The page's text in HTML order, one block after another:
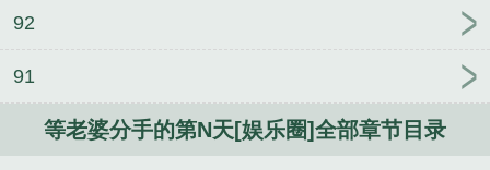
92
91
等老婆分手的第N天[娱乐圈]全部章节目录